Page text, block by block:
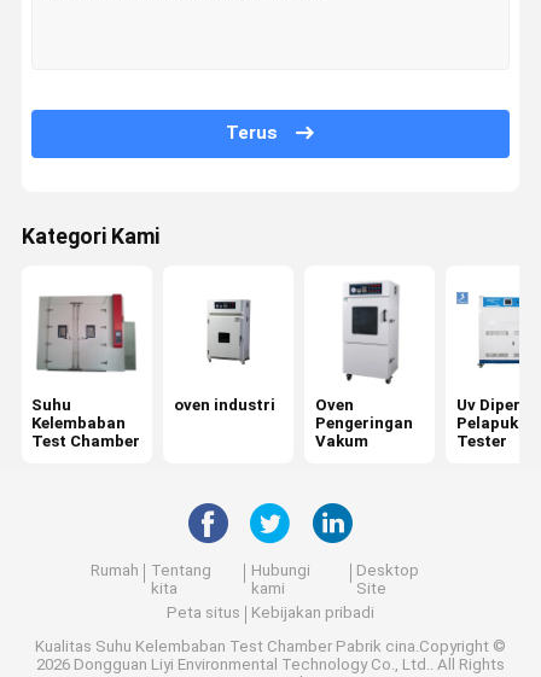
Terus
Kategori Kami
Suhu
Kelembaban
Test Chamber
oven industri
Oven
Pengeringan
Vakum
Uv
Pelapukan
Tester
Rumah
Tentang
kita
Hubungi
kami
Desktop
Site
Peta situs
Kebijakan pribadi
Kualitas Suhu Kelembaban Test Chamber Pabrik cina.Copyright ©
2026 Dongguan Liyi Environmental Technology Co., Ltd.. All Rights